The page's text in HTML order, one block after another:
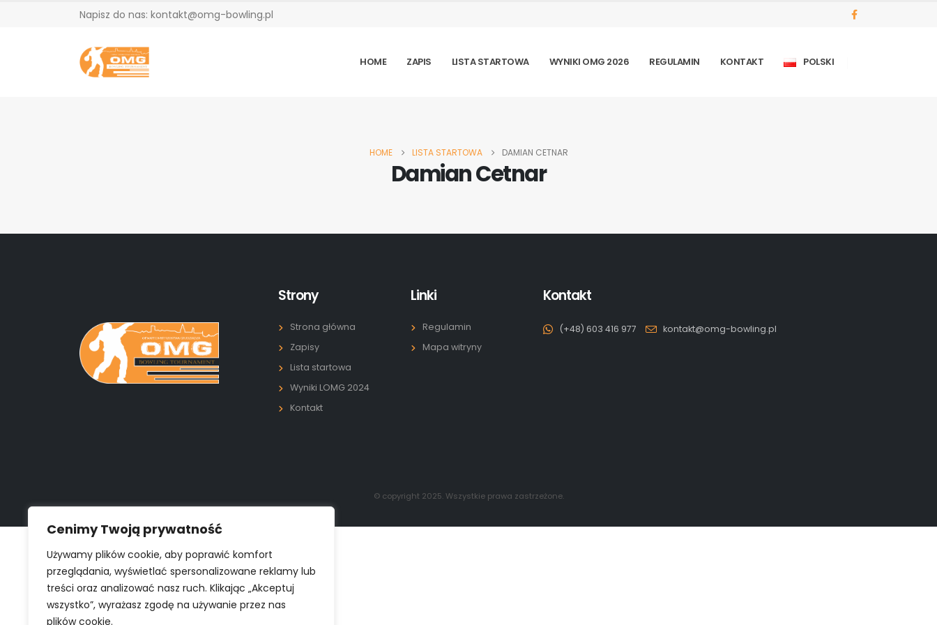
Cenimy Twoją prywatność
Używamy plików cookie, aby poprawić komfort
przeglądania, wyświetlać spersonalizowane reklamy lub
treści oraz analizować nasz ruch. Klikając „Akceptuj
wszystko”, wyrażasz zgodę na używanie przez nas
plików cookie.
Napisz do nas: kontakt@omg-bowling.pl
HOME ZAPIS LISTA STARTOWA WYNIKI OMG 2026 REGULAMIN KONTAKT POLSKI
HOME LISTA STARTOWA DAMIAN CETNAR
Damian Cetnar
Strony
Strona główna
Zapisy
Lista startowa
Wyniki LOMG 2024
Kontakt
Linki
Regulamin
Mapa witryny
Kontakt
(+48) 603 416 977 kontakt@omg-bowling.pl
© copyright 2025. Wszystkie prawa zastrzeżone.